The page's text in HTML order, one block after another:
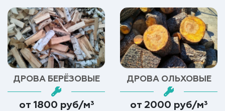
ДРОВА БЕРЁЗОВЫЕ
от 1800 руб/м³
ДРОВА ОЛЬХОВЫЕ
от 2000 руб/м³